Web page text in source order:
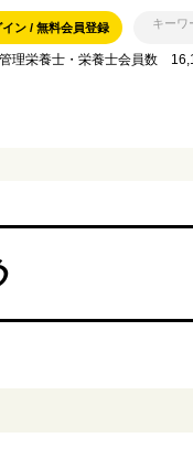
イン / 無料会員登録
理栄養士・栄養士会員数